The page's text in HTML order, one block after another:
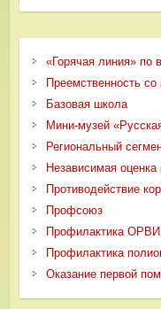
«Горячая линия» по
Преемственность
Базовая школа
Мини-музей
Региональный
Независимая
Противодействие
Профсоюз
Профилактика
Профилактика
Оказание первой